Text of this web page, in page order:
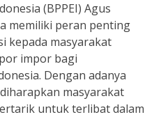
(BPPEI) Agus
memiliki peran penting
kepada masyarakat
impor bagi
Dengan adanya
masyarakat
untuk terlibat dalam